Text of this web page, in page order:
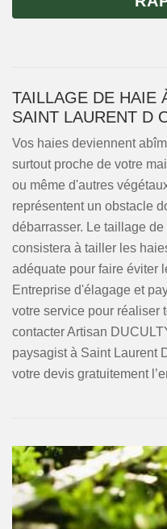
TAILLAGE DE HAIE
SAINT LAURENT D
Vos haies deviennent
surtout proche de votre
ou même d'autres
représentent un obstacle
débarrasser. Le taillage
consistera à tailler les
adéquate pour faire éviter
Entreprise d'élagage et
votre service pour réaliser
contacter Artisan
paysagist à Saint Laurent
votre devis gratuitement